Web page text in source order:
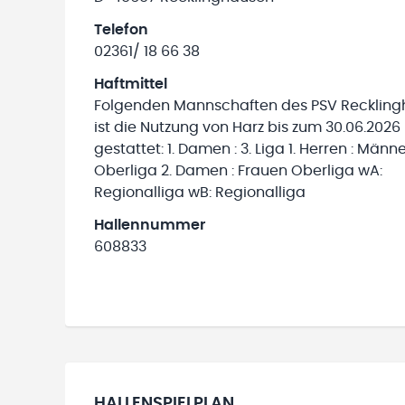
Telefon
02361/ 18 66 38
Haftmittel
Folgenden Mannschaften des PSV
ist die Nutzung von Harz bis zum 30.06.2026
gestattet: 1. Damen : 3. Liga 1. Herren :
Oberliga 2. Damen : Frauen Oberliga wA:
Regionalliga wB: Regionalliga
Hallennummer
608833